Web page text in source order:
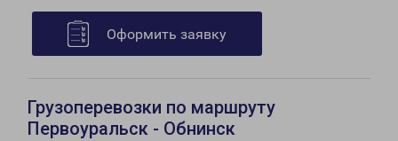
Оформить заявку
Грузоперевозки по маршруту
Первоуральск - Обнинск